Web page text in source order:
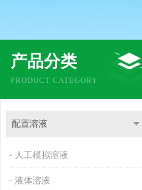
产品分类
PRODUCT CATEGORY
配置溶液
人工模拟溶液
液体溶液